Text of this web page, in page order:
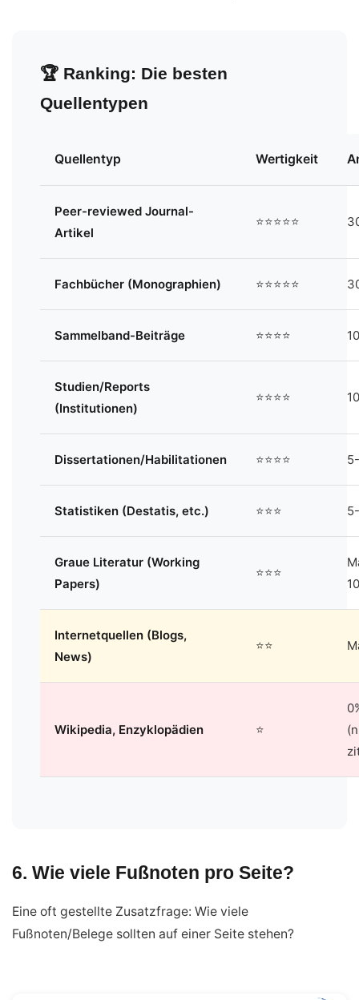
🏆 Ranking: Die besten
Quellentypen
Quellentyp Wertigkeit
Peer-reviewed Journal-
Artikel
⭐⭐⭐⭐⭐
Fachbücher (Monographien) ⭐⭐⭐⭐⭐
Sammelband-Beiträge ⭐⭐⭐⭐
Studien/Reports
(Institutionen)
⭐⭐⭐⭐
Dissertationen/Habilitationen ⭐⭐⭐⭐
Statistiken (Destatis, etc.) ⭐⭐⭐
Graue Literatur (Working
Papers)
⭐⭐⭐
Internetquellen (Blogs,
News)
⭐⭐
Wikipedia, Enzyklopädien ⭐
6. Wie viele Fußnoten pro Seite?
Eine oft gestellte Zusatzfrage: Wie viele
Fußnoten/Belege sollten auf einer Seite stehen?